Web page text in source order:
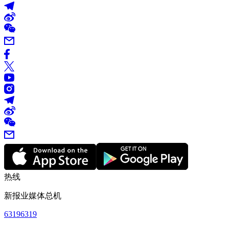
热线
新报业媒体总机
63196319